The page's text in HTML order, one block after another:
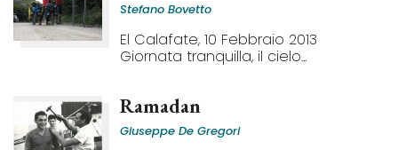
Stefano Bovetto
El Calafate, 10 Febbraio 2013
Giornata tranquilla, il cielo...
Ramadan
Giuseppe De Gregori